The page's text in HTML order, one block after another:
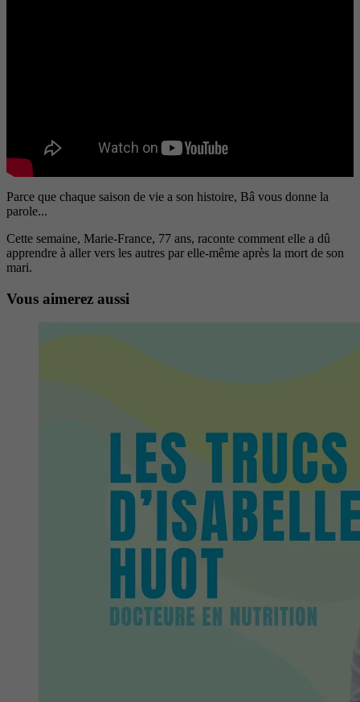
Parce que chaque saison de vie a son histoire, Bâ vous donne la
parole...
Cette semaine, Marie-France, 77 ans, raconte comment elle a dû
apprendre à aller vers les autres par elle-même après la mort de son
mari.
Vous aimerez aussi